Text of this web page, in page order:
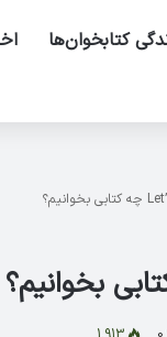
کتابخوان‌ها